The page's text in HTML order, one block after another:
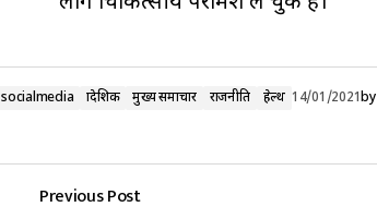
socialmedia प्रादेशिक मुख्य समाचार राजनीति हेल्थ 14/01/2021by
Previous Post